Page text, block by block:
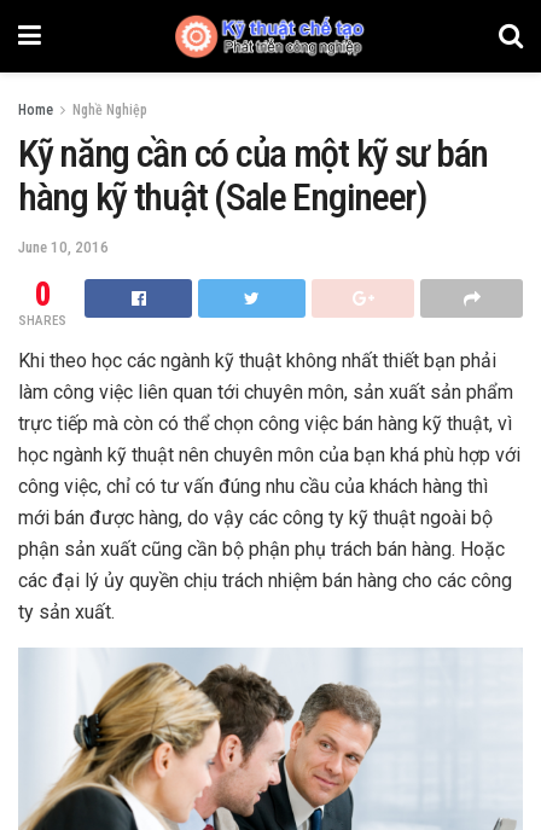
Home Nghề Nghiệp
Kỹ năng cần có của một kỹ sư bán
hàng kỹ thuật (Sale Engineer)
June 10, 2016
0
SHARES
Khi theo học các ngành kỹ thuật không nhất thiết bạn phải
làm công việc liên quan tới chuyên môn, sản xuất sản phẩm
trực tiếp mà còn có thể chọn công việc bán hàng kỹ thuật, vì
học ngành kỹ thuật nên chuyên môn của bạn khá phù hợp với
công việc, chỉ có tư vấn đúng nhu cầu của khách hàng thì
mới bán được hàng, do vậy các công ty kỹ thuật ngoài bộ
phận sản xuất cũng cần bộ phận phụ trách bán hàng. Hoặc
các đại lý ủy quyền chịu trách nhiệm bán hàng cho các công
ty sản xuất.